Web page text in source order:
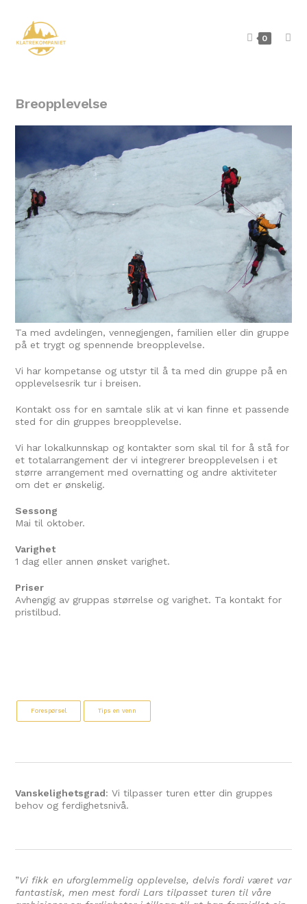
0
Breopplevelse
Ta med avdelingen, vennegjengen, familien eller din gruppe
på et trygt og spennende breopplevelse.
Vi har kompetanse og utstyr til å ta med din gruppe på en
opplevelsesrik tur i breisen.
Kontakt oss for en samtale slik at vi kan finne et passende
sted for din gruppes breopplevelse.
Vi har lokalkunnskap og kontakter som skal til for å stå for
et totalarrangement der vi integrerer breopplevelsen i et
større arrangement med overnatting og andre aktiviteter
om det er ønskelig.
Sessong
Mai til oktober.
Varighet
1 dag eller annen ønsket varighet.
Priser
Avhengig av gruppas størrelse og varighet. Ta kontakt for
pristilbud.
Forespørsel Tips en venn
Vanskelighetsgrad: Vi tilpasser turen etter din gruppes
behov og ferdighetsnivå.
”Vi fikk en uforglemmelig opplevelse, delvis fordi været var
fantastisk, men mest fordi Lars tilpasset turen til våre